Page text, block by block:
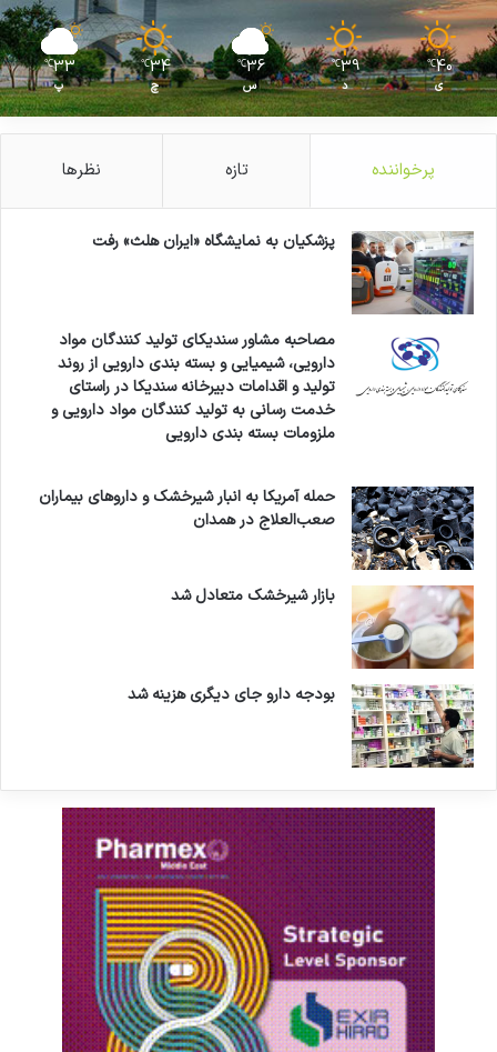
40
℃
ی
39
℃
د
36
℃
س
34
℃
چ
33
℃
پ
پرخواننده تازه نظرها
پزشکیان به نمایشگاه «ایران هلث» رفت
مصاحبه مشاور سندیکای تولید کنندگان مواد
دارویی، شیمیایی و بسته بندی دارویی از روند
تولید و اقدامات دبیرخانه سندیکا در راستای
خدمت رسانی به تولید کنندگان مواد دارویی و
ملزومات بسته بندی دارویی
حمله آمریکا به انبار شیرخشک و داروهای بیماران
صعب‌العلاج در همدان
بازار شیرخشک متعادل شد
بودجه دارو جای دیگری هزینه شد